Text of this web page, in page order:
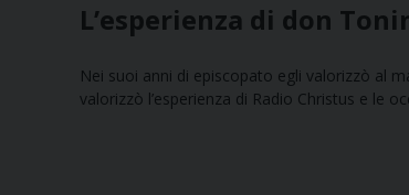
L’esperienza di don
Nei suoi anni di episcopato egli valorizzò al
valorizzò l’esperienza di Radio Christus e le